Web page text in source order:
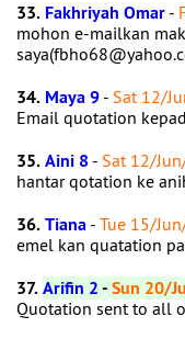
33. Fakhriyah Omar -
mohon e-mailkan
34. Maya 9 - Sat 12/
Email quotation
35.Aini 8 - Sat 12/
hantar qotation ke
36.Tiana - Tue 15/
emel kan quatation
37.Arifin 2-Sun 20/
Quotation sent to all